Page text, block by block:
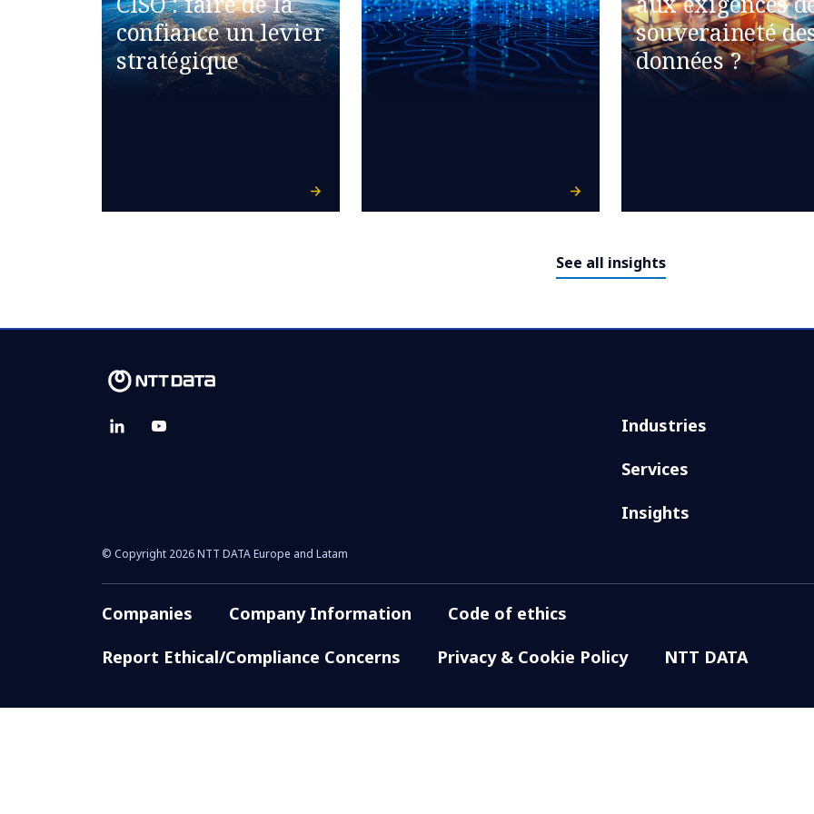
confiance un levier
stratégique
souveraineté
données ?
See all insights
Industries
Services
Insights
© Copyright 2026 NTT DATA Europe and Latam
Companies Company Information
Code of ethics
Report Ethical/Compliance Concerns
Privacy & Cookie Policy NTT DATA